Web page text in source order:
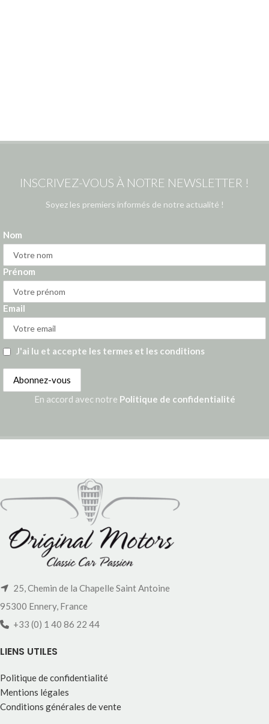
INSCRIVEZ-VOUS À NOTRE NEWSLETTER !
Soyez les premiers informés de notre actualité !
Nom
Prénom
Email
J'ai lu et accepte les termes et les conditions
En accord avec notre Politique de confidentialité
25, Chemin de la Chapelle Saint Antoine
95300 Ennery, France
+33 (0) 1 40 86 22 44
LIENS UTILES
Politique de confidentialité
Mentions légales
Conditions générales de vente